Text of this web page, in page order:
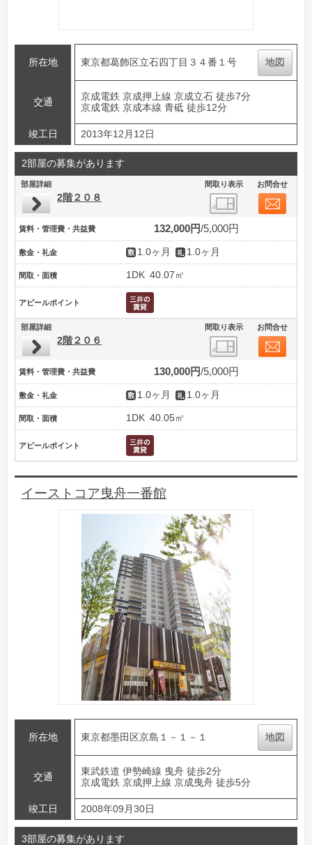
所在地 東京都葛飾区立石四丁目３４番１号 地図
交通
京成電鉄 京成押上線 京成立石 徒歩7分
京成電鉄 京成本線 青砥 徒歩12分
竣工日 2013年12月12日
2部屋の募集があります
部屋詳細 間取り表示 お問合せ
2階２０８
賃料・管理費・共益費 132,000円 5,000円
敷金・礼金 1.0ヶ月 1.0ヶ月
間取・面積 1DK 40.07㎡
アピールポイント
部屋詳細 間取り表示 お問合せ
2階２０６
賃料・管理費・共益費 130,000円 5,000円
敷金・礼金 1.0ヶ月 1.0ヶ月
間取・面積 1DK 40.05㎡
アピールポイント
イーストコア曳舟一番館
所在地 東京都墨田区京島１－１－１ 地図
交通
東武鉄道 伊勢崎線 曳舟 徒歩2分
京成電鉄 京成押上線 京成曳舟 徒歩5分
竣工日 2008年09月30日
3部屋の募集があります